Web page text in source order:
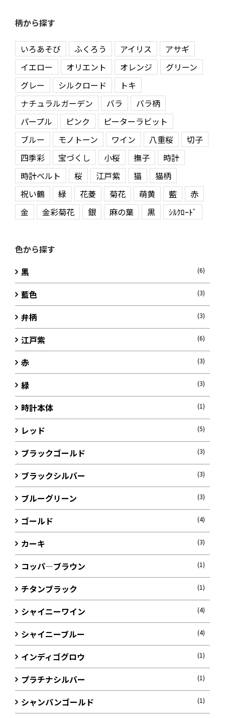
柄から探す
いろあそび ふくろう アイリス
アサギ
イエロー
オリエント オレンジ
グリーン
グレー
シルクロード
トキ
ナチュラルガーデン
バラ
バラ柄
パープル
ピンク
ピーターラビット
ブルー
モノトーン ワイン 八重桜
切子
四季彩
宝づくし 小桜 撫子
時計
時計ベルト
桜 江戸紫 猫
猫柄
祝い鶴
緑 花菱 菊花 萌黄 藍
赤
金
金彩菊花 銀 麻の葉 黒 ｼﾙｸﾛｰﾄﾞ
色から探す
黒
(6)
藍色 (3)
弁柄 (3)
江戸紫 (6)
赤 (3)
緑 (3)
時計本体 (1)
レッド (5)
ブラックゴールド (3)
ブラックシルバー (3)
ブルーグリーン (3)
ゴールド (4)
カーキ (3)
コッパ―ブラウン (1)
チタンブラック (1)
シャイニーワイン (4)
シャイニーブルー (4)
インディゴグロウ (1)
プラチナシルバー (1)
シャンパンゴールド (1)